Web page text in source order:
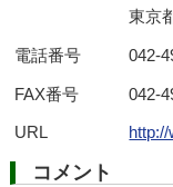
東京
電話番号 042-
FAX番号 042-
URL
コメント